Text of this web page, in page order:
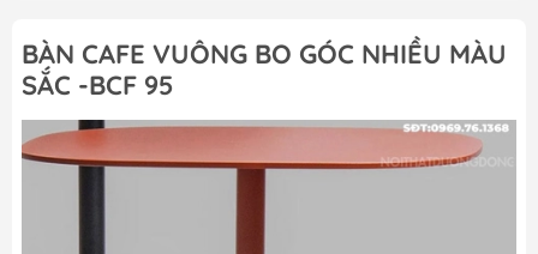
BÀN CAFE VUÔNG BO GÓC NHIỀU MÀU
SẮC -BCF 95